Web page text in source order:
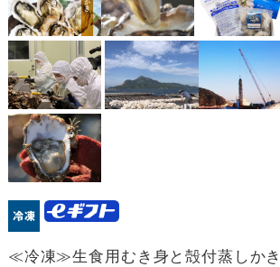
≪冷凍≫生食用むき身と殻付蒸しかき